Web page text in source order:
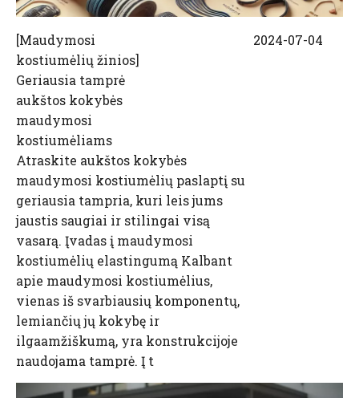
[Maudymosi
kostiumėlių žinios]
Geriausia tamprė
aukštos kokybės
maudymosi
kostiumėliams
Atraskite aukštos kokybės
maudymosi kostiumėlių paslaptį su
geriausia tampria, kuri leis jums
jaustis saugiai ir stilingai visą
vasarą. Įvadas į maudymosi
kostiumėlių elastingumą Kalbant
apie maudymosi kostiumėlius,
vienas iš svarbiausių komponentų,
lemiančių jų kokybę ir
ilgaamžiškumą, yra konstrukcijoje
naudojama tamprė. Į t
2024-07-04